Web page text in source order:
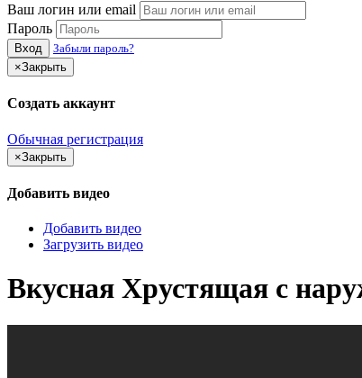
Ваш логин или email
Пароль
Вход
Забыли пароль?
×Закрыть
Создать аккаунт
Обычная регистрация
×Закрыть
Добавить видео
Добавить видео
Загрузить видео
Вкусная Хрустящая с